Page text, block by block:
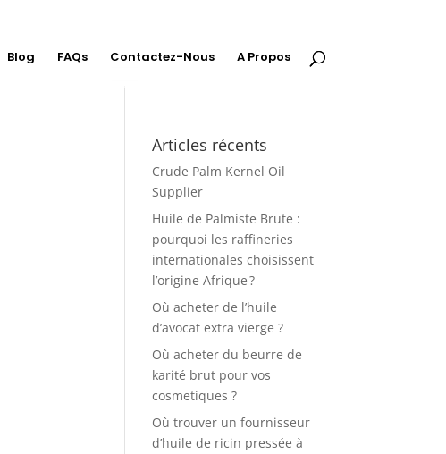
Blog FAQs Contactez-Nous A Propos
Articles récents
Crude Palm Kernel Oil
Supplier
Huile de Palmiste Brute :
pourquoi les raffineries
internationales choisissent
l’origine Afrique ?
Où acheter de l’huile
d’avocat extra vierge ?
Où acheter du beurre de
karité brut pour vos
cosmetiques ?
Où trouver un fournisseur
d’huile de ricin pressée à